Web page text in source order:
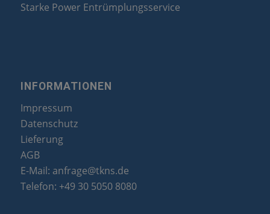
Starke Power Entrümplungsservice
INFORMATIONEN
Impressum
Datenschutz
Lieferung
AGB
E-Mail: anfrage@tkns.de
Telefon: +49 30 5050 8080